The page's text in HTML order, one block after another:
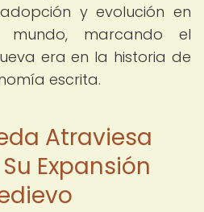
y evolución en
marcando el
era en la historia de
escrita.
Atraviesa
Expansión